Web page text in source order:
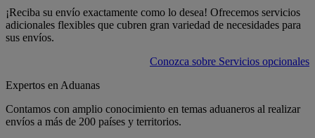
¡Reciba su envío exactamente como lo desea! Ofrecemos servicios
adicionales flexibles que cubren gran variedad de necesidades para
sus envíos.
Conozca sobre Servicios opcionales
Expertos en Aduanas
Contamos con amplio conocimiento en temas aduaneros al realizar
envíos a más de 200 países y territorios.